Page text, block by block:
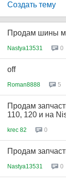
Создать тему
Продам шины
Nastya13531 0
off
Roman8888 5
Продам
110, 120 и на
krec 82 0
Продам
Nastya13531 0